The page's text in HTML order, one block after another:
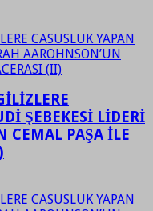
ŞEBEKESİ LİDERİ
CEMAL PAŞA İLE